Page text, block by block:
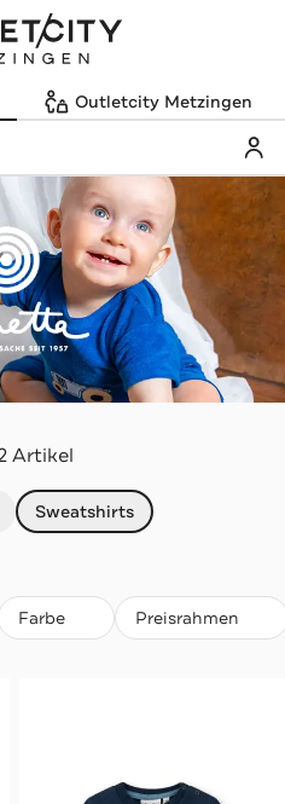
Outletcity Metzingen
Artikel
Sweatshirts
Farbe Preisrahmen